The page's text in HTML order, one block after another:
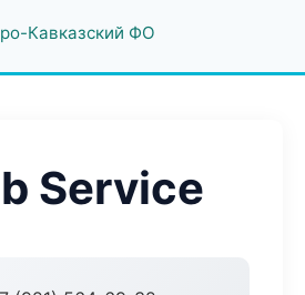
Кавказский ФО
Service